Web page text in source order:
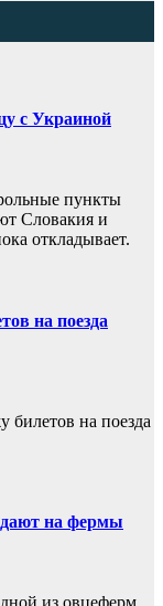
с Украиной
пункты
Словакия и
откладывает.
на поезда
билетов на поезда
на фермы